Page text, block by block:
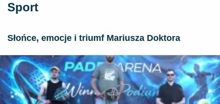
Sport
Słońce, emocje i triumf Mariusza Doktora